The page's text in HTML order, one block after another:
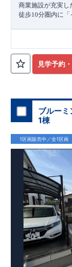
商業施設が充実し
徒歩10分圏内に「
から休日のレジ
たりと風通しに恵
ある住まいです
富に確保。ワイ
をサポートします
ブルプランを採用
アクセス
・埼玉高速鉄道
分
・JR「川口」駅バ
ロケーション
・根岸小学校（徒歩
・しいのみ保育
・イオンモール川
・ドラッグセイ
・上青木公園（徒歩
・ファミリーマ
ングガーデンの
全棟自社一貫体制
◇誰が、何をした
ります。
◇設計、施工、営
見学予約
ブルー
1棟
1区画販売中／全1区画